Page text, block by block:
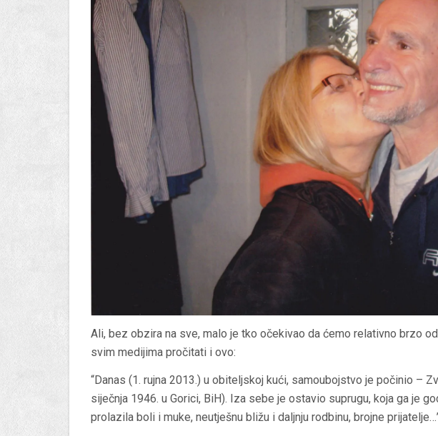
Ali, bez obzira na sve, malo je tko očekivao da ćemo relativno brzo
svim medijima pročitati i ovo:
“Danas (1. rujna 2013.) u obiteljskoj kući, samoubojstvo je počinio –
siječnja 1946. u Gorici, BiH). Iza sebe je ostavio suprugu, koja ga je
prolazila boli i muke, neutješnu bližu i daljnju rodbinu, brojne